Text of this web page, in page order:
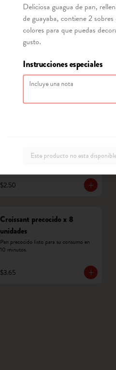
Trenzada de dulce
Trenza de masa dulce rellena de pasas y
frutas confitadas, decorada con azúcar
Pan precocido listo para su consumo en
$2.50
Croissant precocido x 8
unidades
Pan precocido listo para su consumo en
10 minutos.
$3.65
Deliciosa guagua de pan,
de guayaba, contiene 2
colores para que puedas
gusto.
Instrucciones especiales
Este producto no esta